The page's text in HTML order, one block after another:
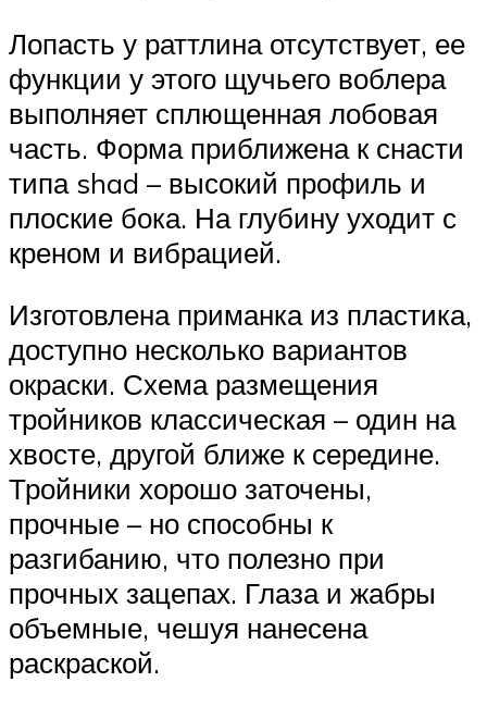
Лопасть у раттлина отсутствует, ее
функции у этого щучьего воблера
выполняет сплющенная лобовая
часть. Форма приближена к снасти
типа shad – высокий профиль и
плоские бока. На глубину уходит с
креном и вибрацией.
Изготовлена приманка из пластика,
доступно несколько вариантов
окраски. Схема размещения
тройников классическая – один на
хвосте, другой ближе к середине.
Тройники хорошо заточены,
прочные – но способны к
разгибанию, что полезно при
прочных зацепах. Глаза и жабры
объемные, чешуя нанесена
раскраской.